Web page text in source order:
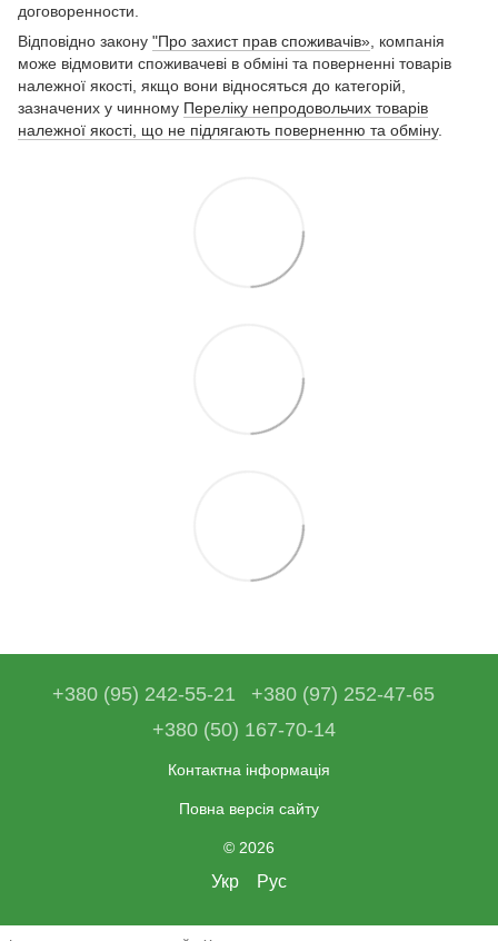
договоренности.
Відповідно закону "Про захист прав споживачів», компанія
може відмовити споживачеві в обміні та поверненні товарів
належної якості, якщо вони відносяться до категорій,
зазначених у чинному Переліку непродовольчих товарів
належної якості, що не підлягають поверненню та обміну.
+380 (95) 242-55-21
+380 (97) 252-47-65
+380 (50) 167-70-14
Контактна інформація
Повна версія сайту
© 2026
Укр Рус